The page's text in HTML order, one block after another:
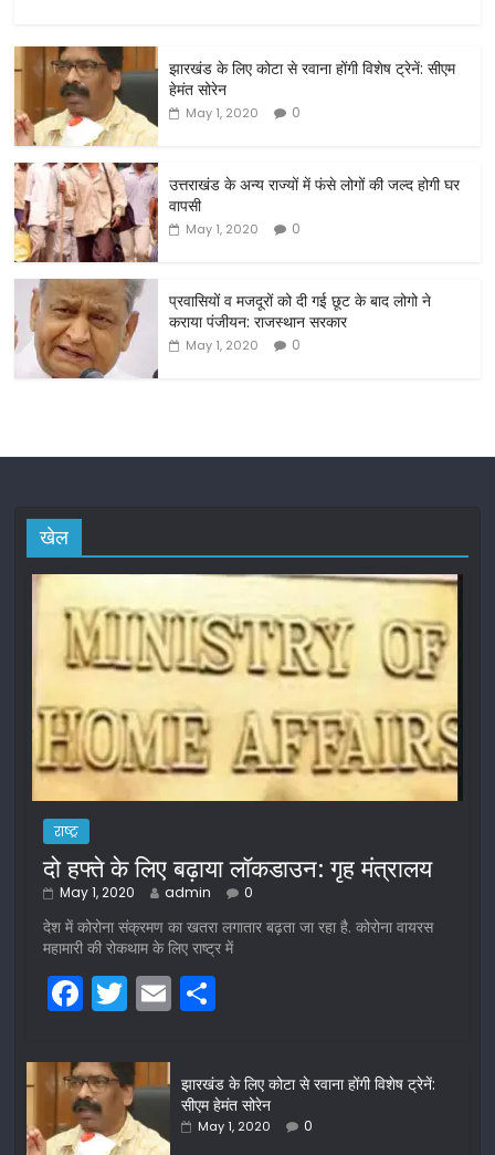
c
e
b
o
o
k
itt
er
ar
e
झारखंड के लिए कोटा से रवाना होंगी विशेष ट्रेनें: सीएम
हेमंत सोरेन
May 1, 2020 0
उत्तराखंड के अन्य राज्यों में फंसे लोगों की जल्द होगी घर
वापसी
May 1, 2020 0
प्रवासियों व मजदूरों को दी गई छूट के बाद लोगो ने
कराया पंजीयन: राजस्थान सरकार
May 1, 2020 0
खेल
राष्ट्र
दो हफ्ते के लिए बढ़ाया लॉकडाउन: गृह मंत्रालय
May 1, 2020 admin 0
देश में कोरोना संक्रमण का खतरा लगातार बढ़ता जा रहा है. कोरोना वायरस
महामारी की रोकथाम के लिए राष्ट्र में
F
c
e
b
T
itt
er
E
ar
e
झारखंड के लिए कोटा से रवाना होंगी विशेष ट्रेनें:
सीएम हेमंत सोरेन
May 1, 2020 0